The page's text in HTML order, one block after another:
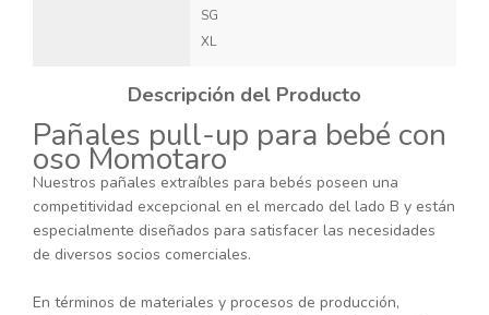
SG
XL
Descripción del Producto
Pañales pull-up para bebé con
oso Momotaro
Nuestros pañales extraíbles para bebés poseen una
competitividad excepcional en el mercado del lado B y están
especialmente diseñados para satisfacer las necesidades
de diversos socios comerciales.
En términos de materiales y procesos de producción,